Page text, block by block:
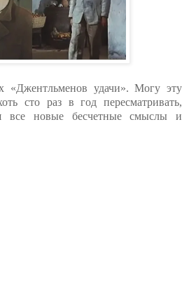
«Джентльменов удачи». Могу эту
сто раз в год пересматривать,
все новые бесчетные смыслы и